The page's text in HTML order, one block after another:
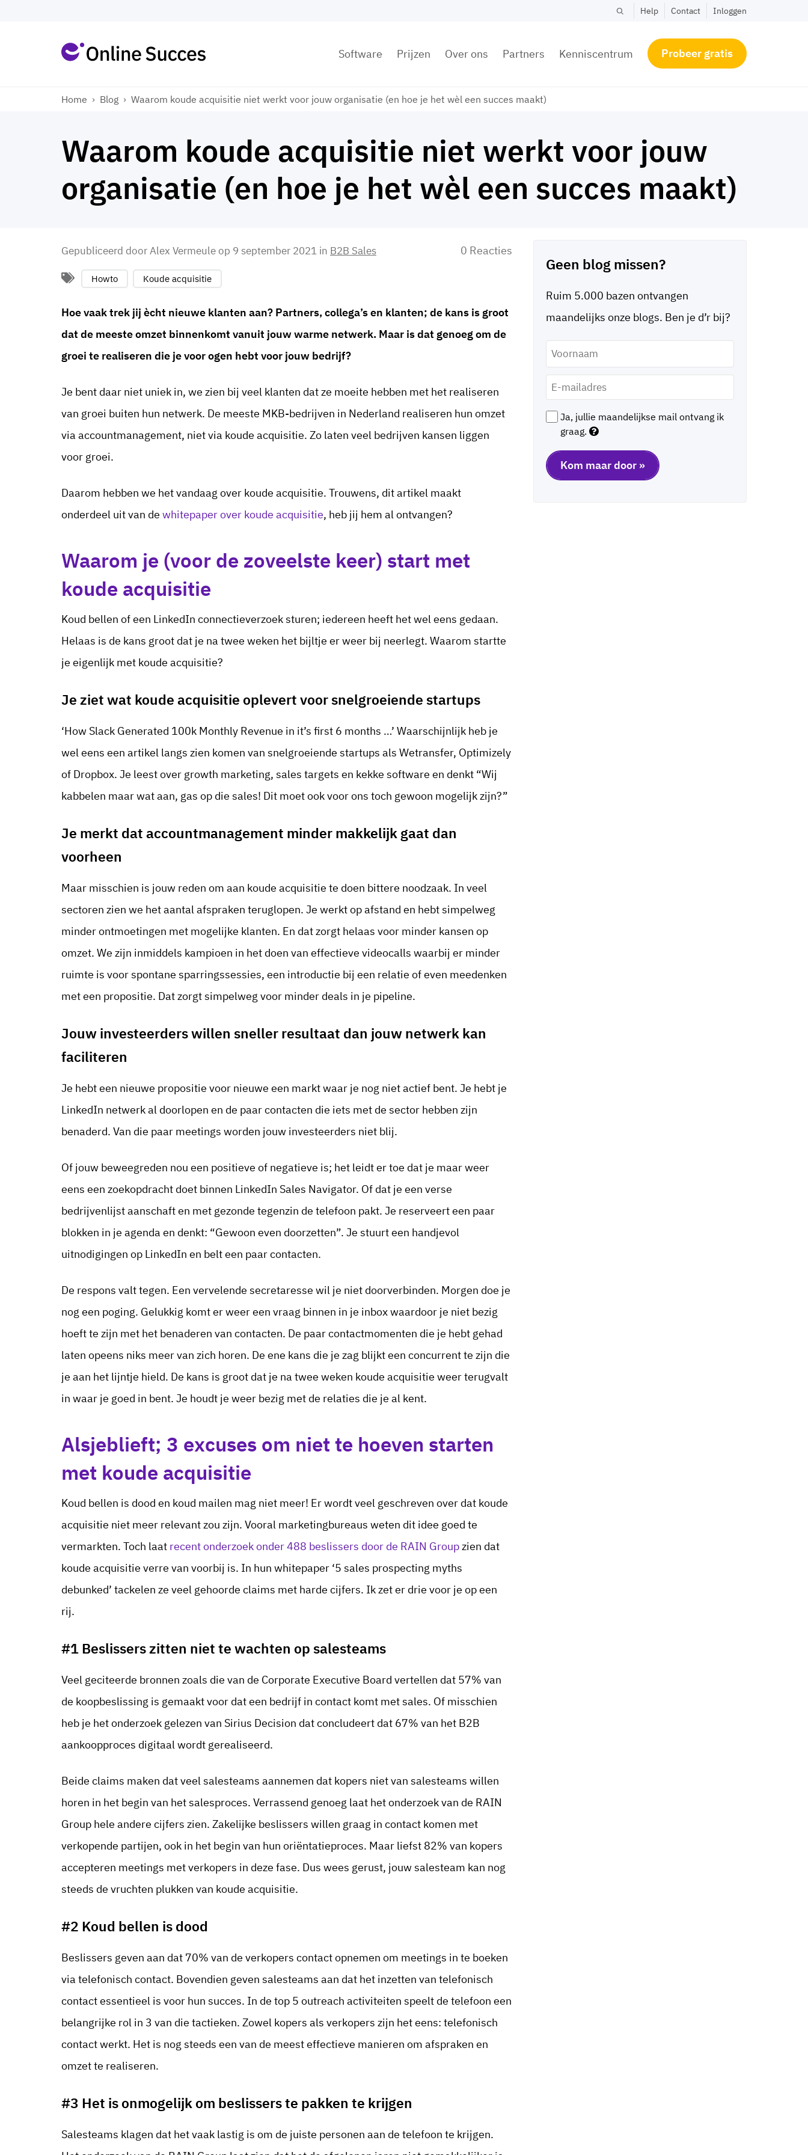
Help Contact Inloggen
Software Prijzen Over ons Partners Kenniscentrum Probeer gratis
Home › Blog › Waarom koude acquisitie niet werkt voor jouw organisatie (en hoe je het wèl een succes maakt)
Waarom koude acquisitie niet werkt voor jouw
organisatie (en hoe je het wèl een succes maakt)
Gepubliceerd doorAlex Vermeuleop 9 september 2021 in B2B Sales 0 Reacties
Howto Koude acquisitie
Hoe vaak trek jij ècht nieuwe klanten aan? Partners, collega’s en klanten; de kans is groot
dat de meeste omzet binnenkomt vanuit jouw warme netwerk. Maar is dat genoeg om de
groei te realiseren die je voor ogen hebt voor jouw bedrijf?
Je bent daar niet uniek in, we zien bij veel klanten dat ze moeite hebben met het realiseren
van groei buiten hun netwerk. De meeste MKB-bedrijven in Nederland realiseren hun omzet
via accountmanagement, niet via koude acquisitie. Zo laten veel bedrijven kansen liggen
voor groei.
Daarom hebben we het vandaag over koude acquisitie. Trouwens, dit artikel maakt
onderdeel uit van de whitepaper over koude acquisitie, heb jij hem al ontvangen?
Waarom je (voor de zoveelste keer) start met
koude acquisitie
Koud bellen of een LinkedIn connectieverzoek sturen; iedereen heeft het wel eens gedaan.
Helaas is de kans groot dat je na twee weken het bijltje er weer bij neerlegt. Waarom startte
je eigenlijk met koude acquisitie?
Je ziet wat koude acquisitie oplevert voor snelgroeiende startups
‘How Slack Generated 100k Monthly Revenue in it’s first 6 months …’ Waarschijnlijk heb je
wel eens een artikel langs zien komen van snelgroeiende startups als Wetransfer, Optimizely
of Dropbox. Je leest over growth marketing, sales targets en kekke software en denkt “Wij
kabbelen maar wat aan, gas op die sales! Dit moet ook voor ons toch gewoon mogelijk zijn?”
Je merkt dat accountmanagement minder makkelijk gaat dan
voorheen
Maar misschien is jouw reden om aan koude acquisitie te doen bittere noodzaak. In veel
sectoren zien we het aantal afspraken teruglopen. Je werkt op afstand en hebt simpelweg
minder ontmoetingen met mogelijke klanten. En dat zorgt helaas voor minder kansen op
omzet. We zijn inmiddels kampioen in het doen van effectieve videocalls waarbij er minder
ruimte is voor spontane sparringssessies, een introductie bij een relatie of even meedenken
met een propositie. Dat zorgt simpelweg voor minder deals in je pipeline.
Jouw investeerders willen sneller resultaat dan jouw netwerk kan
faciliteren
Je hebt een nieuwe propositie voor nieuwe een markt waar je nog niet actief bent. Je hebt je
LinkedIn netwerk al doorlopen en de paar contacten die iets met de sector hebben zijn
benaderd. Van die paar meetings worden jouw investeerders niet blij.
Of jouw beweegreden nou een positieve of negatieve is; het leidt er toe dat je maar weer
eens een zoekopdracht doet binnen LinkedIn Sales Navigator. Of dat je een verse
bedrijvenlijst aanschaft en met gezonde tegenzin de telefoon pakt. Je reserveert een paar
blokken in je agenda en denkt: “Gewoon even doorzetten”. Je stuurt een handjevol
uitnodigingen op LinkedIn en belt een paar contacten.
De respons valt tegen. Een vervelende secretaresse wil je niet doorverbinden. Morgen doe je
nog een poging. Gelukkig komt er weer een vraag binnen in je inbox waardoor je niet bezig
hoeft te zijn met het benaderen van contacten. De paar contactmomenten die je hebt gehad
laten opeens niks meer van zich horen. De ene kans die je zag blijkt een concurrent te zijn die
je aan het lijntje hield. De kans is groot dat je na twee weken koude acquisitie weer terugvalt
in waar je goed in bent. Je houdt je weer bezig met de relaties die je al kent.
Alsjeblieft; 3 excuses om niet te hoeven starten
met koude acquisitie
Koud bellen is dood en koud mailen mag niet meer! Er wordt veel geschreven over dat koude
acquisitie niet meer relevant zou zijn. Vooral marketingbureaus weten dit idee goed te
vermarkten. Toch laat recent onderzoek onder 488 beslissers door de RAIN Groupzien dat
koude acquisitie verre van voorbij is. In hun whitepaper ‘5 sales prospecting myths
debunked’ tackelen ze veel gehoorde claims met harde cijfers. Ik zet er drie voor je op een
rij.
#1 Beslissers zitten niet te wachten op salesteams
Veel geciteerde bronnen zoals die van de Corporate Executive Board vertellen dat 57% van
de koopbeslissing is gemaakt voor dat een bedrijf in contact komt met sales. Of misschien
heb je het onderzoek gelezen van Sirius Decision dat concludeert dat 67% van het B2B
aankoopproces digitaal wordt gerealiseerd.
Beide claims maken dat veel salesteams aannemen dat kopers niet van salesteams willen
horen in het begin van het salesproces. Verrassend genoeg laat het onderzoek van de RAIN
Group hele andere cijfers zien. Zakelijke beslissers willen graag in contact komen met
verkopende partijen, ook in het begin van hun oriëntatieproces. Maar liefst 82% van kopers
accepteren meetings met verkopers in deze fase. Dus wees gerust, jouw salesteam kan nog
steeds de vruchten plukken van koude acquisitie.
#2 Koud bellen is dood
Beslissers geven aan dat 70% van de verkopers contact opnemen om meetings in te boeken
via telefonisch contact. Bovendien geven salesteams aan dat het inzetten van telefonisch
contact essentieel is voor hun succes. In de top 5 outreach activiteiten speelt de telefoon een
belangrijke rol in 3 van die tactieken. Zowel kopers als verkopers zijn het eens: telefonisch
contact werkt. Het is nog steeds een van de meest effectieve manieren om afspraken en
omzet te realiseren.
#3 Het is onmogelijk om beslissers te pakken te krijgen
Salesteams klagen dat het vaak lastig is om de juiste personen aan de telefoon te krijgen.
Geen blog missen?
Ruim 5.000 bazen ontvangen
maandelijks onze blogs. Ben je d’r bij?
Voornaam *
mailadres *
Ja, jullie maandelijkse mail ontvang ik
graag.